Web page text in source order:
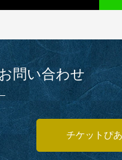
問い合わせ
チケットぴ